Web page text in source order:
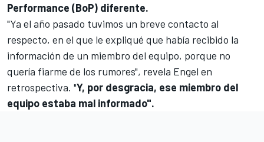
Performance (BoP) diferente.
"Ya el año pasado tuvimos un breve contacto al
respecto, en el que le expliqué que había recibido la
información de un miembro del equipo, porque no
quería fiarme de los rumores", revela Engel en
retrospectiva. "Y, por desgracia, ese miembro del
equipo estaba mal informado".